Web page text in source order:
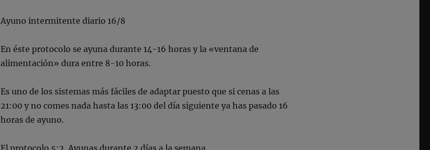
Ayuno intermitente diario 16/8
En éste protocolo se ayuna durante 14-16 horas y la «ventana de
alimentación» dura entre 8-10 horas.
Es uno de los sistemas más fáciles de adaptar puesto que si cenas a las
21:00 y no comes nada hasta las 13:00 del día siguiente ya has pasado 16
horas de ayuno.
El protocolo 5:2. Ayunas durante 2 días a la semana.